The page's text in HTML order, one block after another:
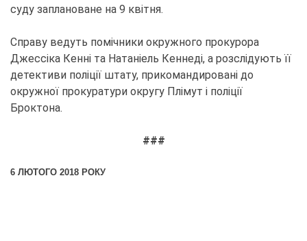
суду заплановане на 9 квітня.
Справу ведуть помічники окружного прокурора
Джессіка Кенні та Натаніель Кеннеді, а розслідують її
детективи поліції штату, прикомандировані до
окружної прокуратури округу Плімут і поліції
Броктона.
###
6 ЛЮТОГО 2018 РОКУ